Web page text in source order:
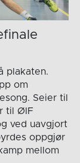
plakaten.
om
Seier til
til ØIF
ved uavgjort
oppgjør
mellom